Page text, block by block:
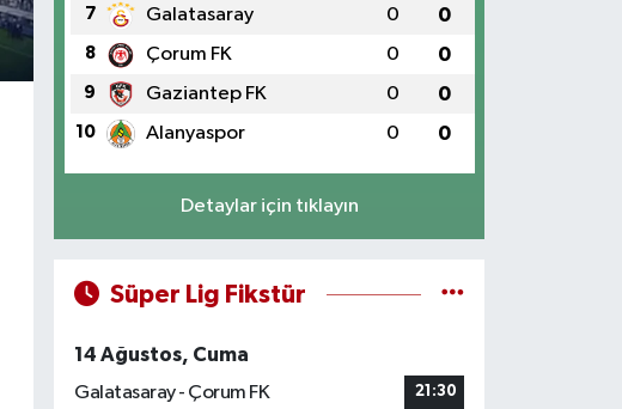
7 Galatasaray 0 0
8 Çorum FK 0 0
9 Gaziantep FK 0 0
10 Alanyaspor 0 0
Detaylar için tıklayın
Süper Lig Fikstür
14 Ağustos, Cuma
Galatasaray - Çorum FK
21:30